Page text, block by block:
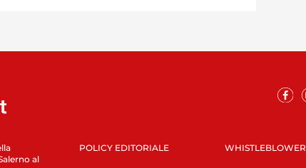
al
POLICY EDITORIALE WHISTLEBLOWER